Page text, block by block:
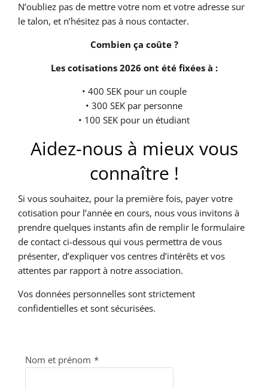
N’oubliez pas de mettre votre nom et votre adresse sur
le talon, et n’hésitez pas à nous contacter.
Combien ça coûte ?
Les cotisations 2026 ont été fixées à :
• 400 SEK pour un couple
• 300 SEK par personne
• 100 SEK pour un étudiant
Aidez-nous à mieux vous
connaître !
Si vous souhaitez, pour la première fois, payer votre
cotisation pour l’année en cours, nous vous invitons à
prendre quelques instants afin de remplir le formulaire
de contact ci-dessous qui vous permettra de vous
présenter, d’expliquer vos centres d’intérêts et vos
attentes par rapport à notre association.
Vos données personnelles sont strictement
confidentielles et sont sécurisées.
Nom et prénom *